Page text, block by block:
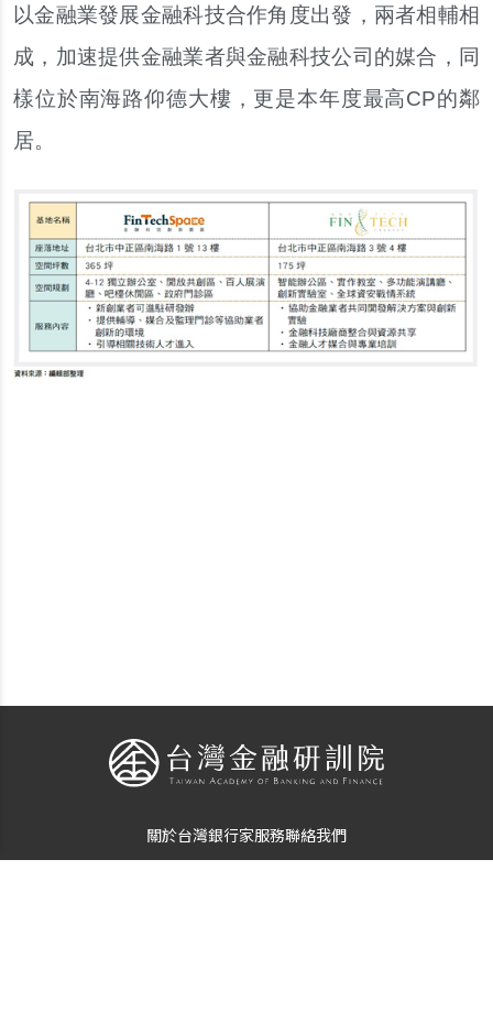
以金融業發展金融科技合作角度出發，兩者相輔相
成，加速提供金融業者與金融科技公司的媒合，同
樣位於南海路仰德大樓，更是本年度最高CP的鄰
居。
關於台灣銀行家服務聯絡我們